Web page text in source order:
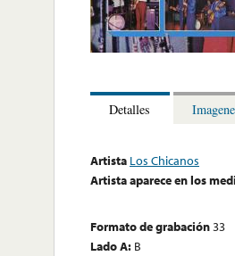
Detalles
Artista Los Chicanos
Artista aparece en los
Formato de grabación33
Lado A: B